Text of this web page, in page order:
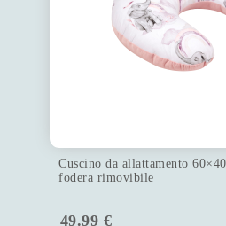
Cuscino da allattamento
fodera rimovibile
49.99 €